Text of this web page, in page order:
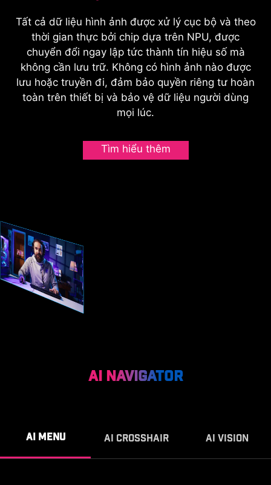
Tất cả dữ liệu hình ảnh được xử lý cục bộ và theo
thời gian thực bởi chip dựa trên NPU, được
chuyển đổi ngay lập tức thành tín hiệu số mà
không cần lưu trữ. Không có hình ảnh nào được
lưu hoặc truyền đi, đảm bảo quyền riêng tư hoàn
toàn trên thiết bị và bảo vệ dữ liệu người dùng
mọi lúc.
Tìm hiểu thêm
AI NAVIGATOR
AI MENU AI CROSSHAIR AI VISION